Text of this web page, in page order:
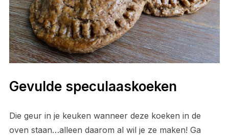
Gevulde speculaaskoeken
Die geur in je keuken wanneer deze koeken in de
oven staan…alleen daarom al wil je ze maken! Ga